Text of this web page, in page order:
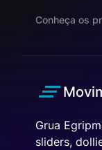
Conheça os
Grua
sliders,